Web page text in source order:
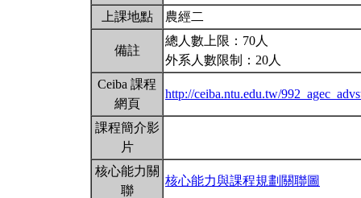
上課地點
農經二
備註
總人數上限：70人
外系人數限制：20人
Ceiba 課程
網頁
http://ceiba.ntu.edu.tw/
課程簡介影
片
核心能力關
聯
核心能力與課程規劃關聯圖